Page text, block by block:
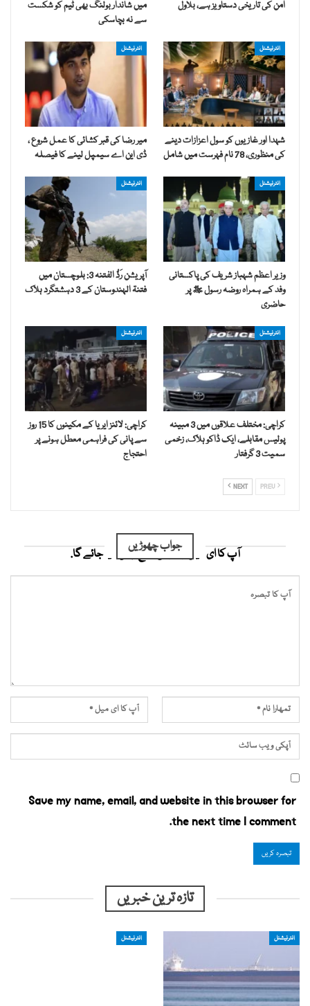
امن کی تاریخی دستاویز ہے، بلاول
میں شاندار بولنگ بھی ٹیم کو شکست
سے نہ بچاسکی
انٹرنیشنل
شہدا اور غازیوں کو سول اعزازات دینے
کی منظوری، 78 نام فہرست میں شامل
انٹرنیشنل
میر رضا کی قبر کشائی کا عمل شروع ،
ڈی این اے سیمپل لینے کا فیصلہ
انٹرنیشنل
وزیر اعظم شہباز شریف کی پاکستانی
وفد کے ہمراہ روضہ رسول ﷺ پر
حاضری
انٹرنیشنل
آپریشن رَدُّ الفتنہ 3: بلوچستان میں
فتنۃ الہندوستان کے 3 دہشتگرد ہلاک
انٹرنیشنل
کراچی: مختلف علاقوں میں 3 مبینہ
پولیس مقابلے، ایک ڈاکو ہلاک، زخمی
سمیت 3 گرفتار
انٹرنیشنل
کراچی: لائنز ایریا کے مکینوں کا 15 روز
سے پانی کی فراہمی معطل ہونے پر
احتجاج
NEXT
جواب چھوڑیں
آپ کا ای میل ایڈریس شائع نہیں کیا جائے گا.
Save my name, email, and website in this browser for
the next time I comment.
تازہ ترین خبریں
انٹرنیشنل انٹرنیشنل